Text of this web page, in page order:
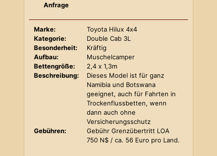
Anfrage
Marke:
Toyota Hilux 4x4
Kategorie:
Double Cab 3L
Besonderheit:
Kräftig
Aufbau:
Muschelcamper
Bettengröße:
2,4 x 1,3m
Beschreibung:
Dieses Model ist für ganz
Namibia und Botswana
geeignet, auch für Fahrten in
Trockenflussbetten, wenn
dann auch ohne
Versicherungsschutz
Gebühren:
Gebühr Grenzübertritt LOA
750 N$ / ca. 56 Euro pro Land.